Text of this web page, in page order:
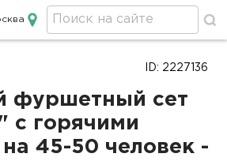
в Москве
фуршетный сет
с горячими
45-50 человек -
ID: 2227136